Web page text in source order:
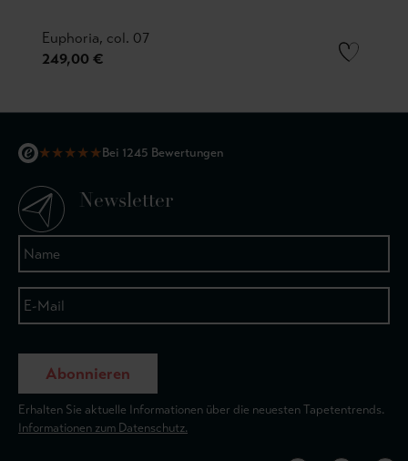
Euphoria, col. 07
249,00 €
★★★★★Bei 1245 Bewertungen
Newsletter
Abonnieren
Erhalten Sie aktuelle Informationen über die neuesten Tapetentrends.
Informationen zum Datenschutz.